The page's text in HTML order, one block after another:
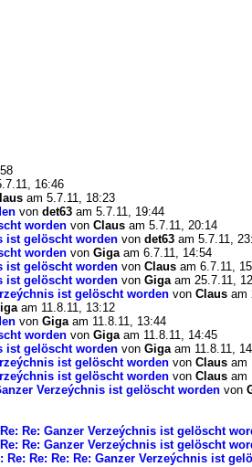
16:46
am 5.7.11, 18:23
von det63 am 5.7.11, 19:44
worden von Claus am 5.7.11, 20:14
ist gelöscht worden von det63 am 5.7.11,
worden von Gigaam 6.7.11, 14:54
ist gelöscht worden von Claus am 6.7.11,
ist gelöscht worden von Gigaam 25.7.11,
ist gelöscht worden von Claus am
am 11.8.11, 13:12
von Gigaam 11.8.11, 13:44
worden von Gigaam 11.8.11, 14:45
ist gelöscht worden von Gigaam 11.8.11,
ist gelöscht worden von Claus am
ist gelöscht worden von Claus am
Verzeýchnis ist gelöscht worden von
Re: Re: Ganzer Verzeýchnis ist gelöscht
Re: Re: Ganzer Verzeýchnis ist gelöscht
Re: Re: Re: Re: Ganzer Verzeýchnis ist